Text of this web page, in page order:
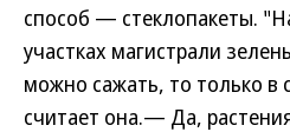
способ — стеклопакеты.
участках магистрали
можно сажать, то только в
считает она.— Да,